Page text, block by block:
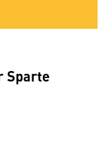
Sparte